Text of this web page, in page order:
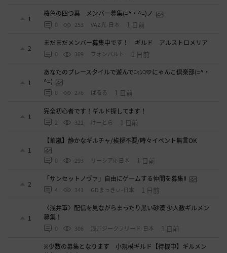
1
桜色の四つ葉 メンバー募集(=^・^=)ノ
0 253 VAZ光-日本 1 日前
2
まだまだメンバー募集中です！ ギルド アルストロメリア
0 309 フォンバルト 1 日前
1
あなたのプレースタイルで遊んでﾆｬﾝｺ💛にゃんこ倶楽部(=^・
^=)
0 276 ぱるる 1 日前
1
完全初心者です！ギルド探してます！
2 321 けーとら 1 日前
1
【華嵐】静かなギルチャ/挨拶不要/時々イベント無言OK
0 293 リーシアR-日本 1 日前
2
「サンセットノヴァ」自由にゲームする仲間を募集‼️
4 341 GDまっきぃ-日本 1 日前
1
〈浅井軍〉配信を見ながらまったり黒い砂漠 少人数ギルメン
募集！
0 306 浅井ジークフリード-日本 1 日前
※少数の募集となります 小規模ギルド【待機中】ギルメン